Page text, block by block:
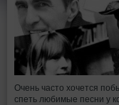
Очень часто хочется
спеть любимые песни у